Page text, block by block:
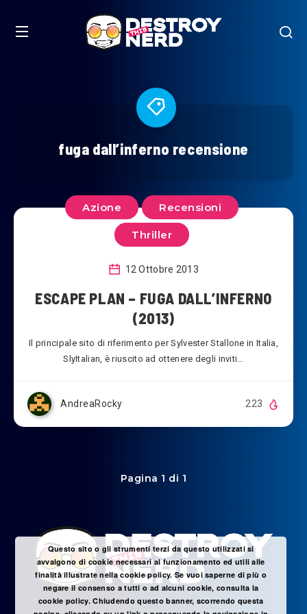
fuga dall’inferno recensione
Azione Recensioni
Thriller
12 Ottobre 2013
ESCAPE PLAN – FUGA DALL’INFERNO
(2013)
Il principale sito di riferimento per Sylvester Stallone in Italia,
SlyItalian, è riuscito ad ottenere degli inviti…
AndreaRocky 223
Pagina 1 di 1
Questo sito o gli strumenti terzi da questo utilizzati si
avvalgono di cookie necessari al funzionamento ed utili alle
finalità illustrate nella cookie policy. Se vuoi saperne di più o
negare il consenso a tutti o ad alcuni cookie, consulta la
cookie policy. Chiudendo questo banner, scorrendo questa